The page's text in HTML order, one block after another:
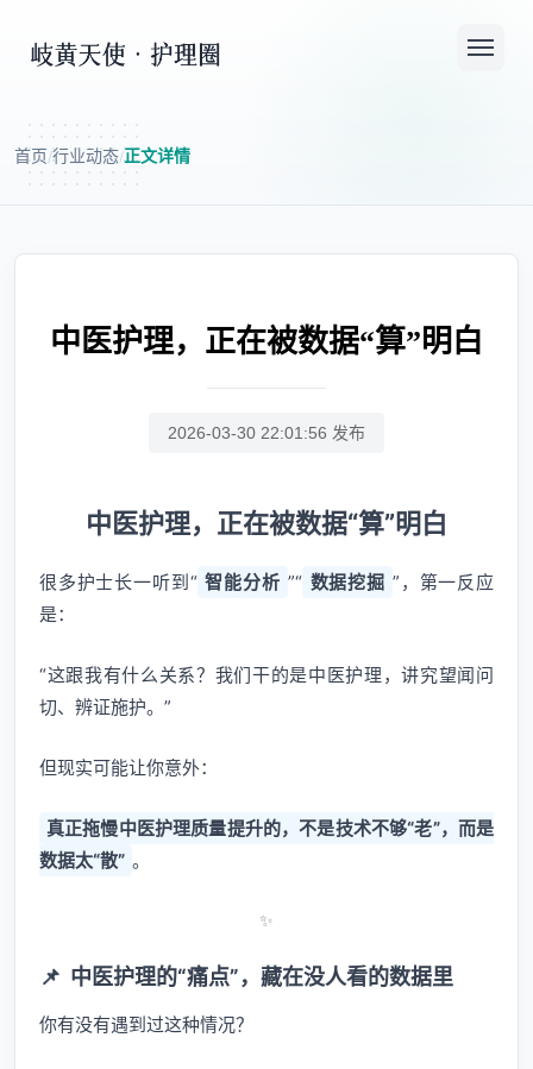
首页/行业动态/正文详情
中医护理，正在被数据“算”明白
2026-03-30 22:01:56 发布
中医护理，正在被数据“算”明白
很多护士长一听到“ 智能分析 ”“ 数据挖掘 ”，第一反应
是：
“这跟我有什么关系？我们干的是中医护理，讲究望闻问
切、辨证施护。”
但现实可能让你意外：
真正拖慢中医护理质量提升的，不是技术不够“老”，而是
数据太“散” 。
✨
📌 中医护理的“痛点”，藏在没人看的数据里
你有没有遇到过这种情况？